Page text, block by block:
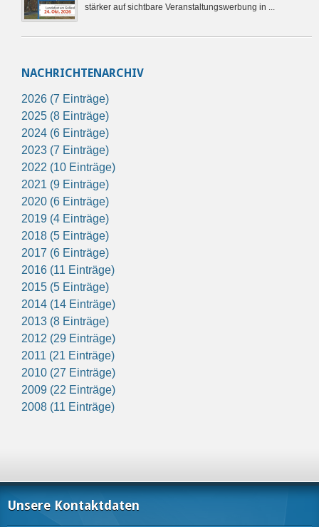
stärker auf sichtbare Veranstaltungswerbung in ...
NACHRICHTENARCHIV
2026 (7 Einträge)
2025 (8 Einträge)
2024 (6 Einträge)
2023 (7 Einträge)
2022 (10 Einträge)
2021 (9 Einträge)
2020 (6 Einträge)
2019 (4 Einträge)
2018 (5 Einträge)
2017 (6 Einträge)
2016 (11 Einträge)
2015 (5 Einträge)
2014 (14 Einträge)
2013 (8 Einträge)
2012 (29 Einträge)
2011 (21 Einträge)
2010 (27 Einträge)
2009 (22 Einträge)
2008 (11 Einträge)
Unsere Kontaktdaten